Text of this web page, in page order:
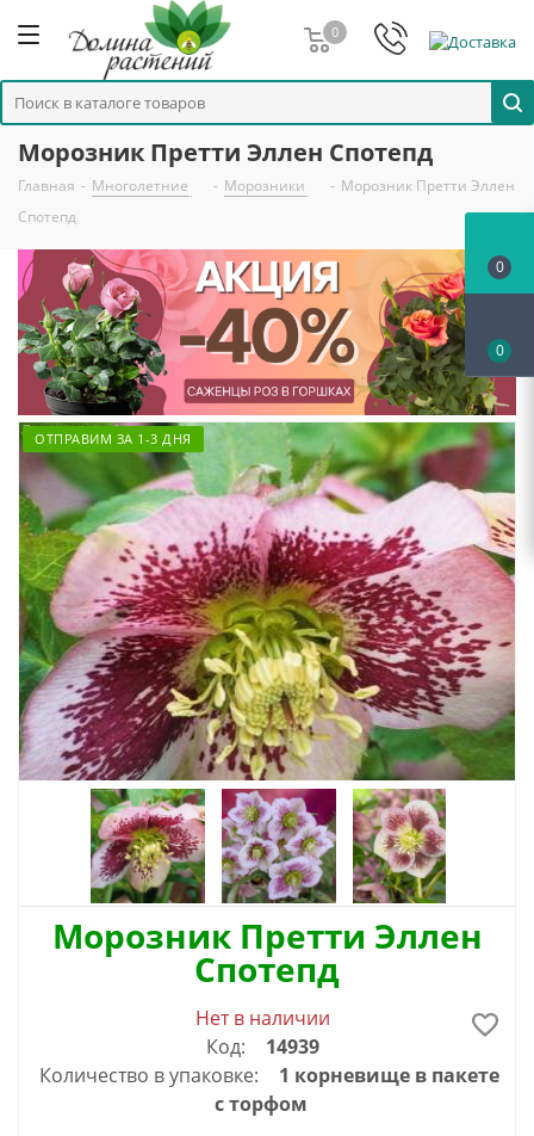
0
Морозник Претти Эллен Спотепд
Главная - Многолетние - Морозники - Морозник Претти Эллен
Спотепд
ОТПРАВИМ ЗА 1-3 ДНЯ
Морозник Претти Эллен
Спотепд
Нет в наличии
Код:
14939
Количество в упаковке:
1 корневище в пакете
с торфом
0
0